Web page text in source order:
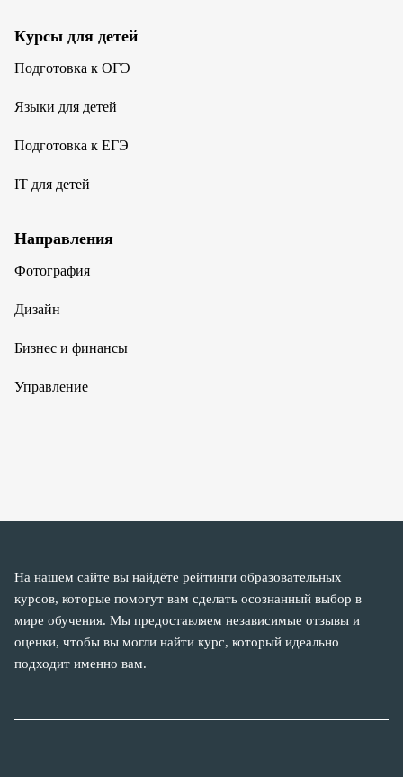
Курсы для детей
Подготовка к ОГЭ
Языки для детей
Подготовка к ЕГЭ
IT для детей
Направления
Фотография
Дизайн
Бизнес и финансы
Управление
На нашем сайте вы найдёте рейтинги образовательных
курсов, которые помогут вам сделать осознанный выбор в
мире обучения. Мы предоставляем независимые отзывы и
оценки, чтобы вы могли найти курс, который идеально
подходит именно вам.